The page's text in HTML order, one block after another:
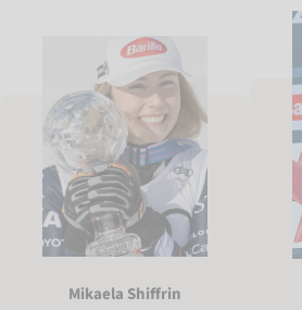
Mikaela Shiffrin